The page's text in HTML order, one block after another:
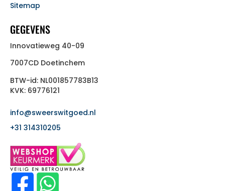
Sitemap
GEGEVENS
Innovatieweg 40-09
7007CD Doetinchem
BTW-id: NL001857783B13
KVK: 69776121
info@sweerswitgoed.nl
+31 314310205